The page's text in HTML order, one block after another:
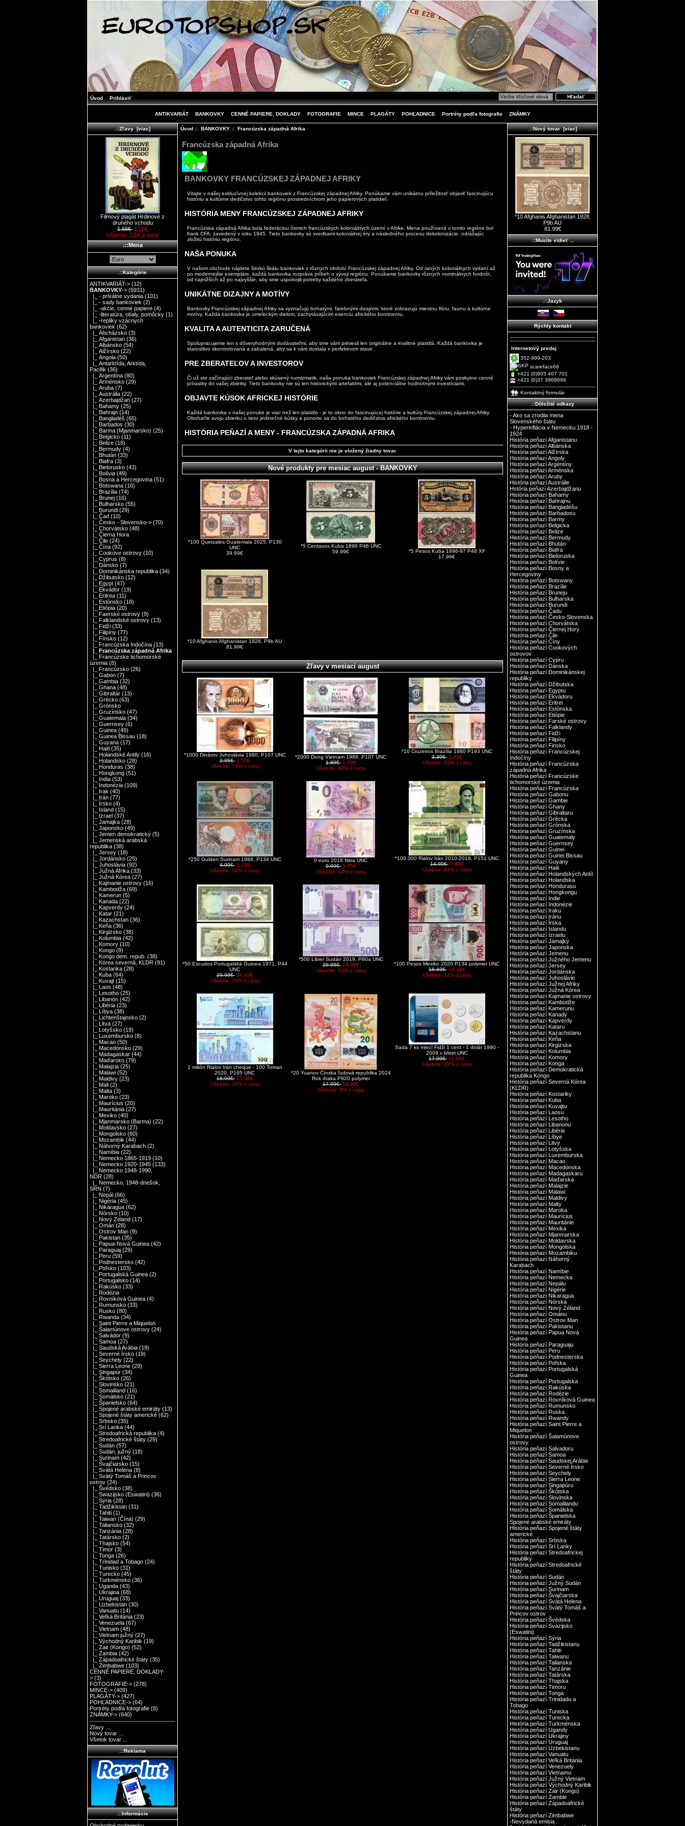
Úvod Prihlásiť
ANTIKVARIÁT BANKOVKY CENNÉ PAPIERE, DOKLADY FOTOGRAFIE MINCE PLAGÁTY POHĽADNICE Portréty podľa fotografie ZNÁMKY
.::Zľavy [viac]
Filmový plagát Hrdinové z
druhého vchodu
1.66€ 1.29€
Ušetríte: 22% z ceny
.::Mena
.::Kategórie
ANTIKVARIÁT-> (12)
BANKOVKY-> (6931)
|_ - privátne vydania (101)
|_ - sady bankoviek (2)
|_ -akcie, cenné papiere (4)
|_ -literatúra, obaly, pomôcky (1)
|_ -repliky vzácnych
bankoviek (62)
|_ Abcházsko (3)
|_ Afganistan (36)
|_ Albánsko (54)
|_ Alžírsko (22)
|_ Angola (50)
|_ Antarktída, Arktída,
Pacifik (36)
|_ Argentína (80)
|_ Arménsko (29)
|_ Aruba (7)
|_ Austrália (22)
|_ Azerbajdžan (27)
|_ Bahamy (25)
|_ Bahrajn (14)
|_ Bangladéš (65)
|_ Barbados (30)
|_ Barma (Mjanmarsko) (25)
|_ Belgicko (11)
|_ Belize (18)
|_ Bermudy (4)
|_ Bhután (33)
|_ Biafra (3)
|_ Bielorusko (43)
|_ Bolívia (49)
|_ Bosna a Hercegovina (51)
|_ Botswana (16)
|_ Brazília (74)
|_ Brunej (16)
|_ Bulharsko (55)
|_ Burundi (29)
|_ Čad (10)
|_ Česko - Slovensko-> (70)
|_ Chorvátsko (48)
|_ Čierna Hora
|_ Čile (24)
|_ Čína (92)
|_ Cookove ostrovy (10)
|_ Cyprus (8)
|_ Dánsko (7)
|_ Dominikánska republika (34)
|_ Džibutsko (12)
|_ Egypt (47)
|_ Ekvádor (19)
|_ Eritrea (11)
|_ Estónsko (18)
|_ Etiópia (20)
|_ Faerské ostrovy (9)
|_ Falklandské ostrovy (13)
|_ Fidži (33)
|_ Filipíny (77)
|_ Fínsko (12)
|_ Francúzska Indočína (13)
|_ Francúzska západná Afrika
|_ Francúzske tichomorské
územia (8)
|_ Francúzsko (26)
|_ Gabon (7)
|_ Gambia (32)
|_ Ghana (48)
|_ Gibraltár (13)
|_ Grécko (63)
|_ Grónsko
|_ Gruzínsko (47)
|_ Guatemala (34)
|_ Guernsey (6)
|_ Guinea (49)
|_ Guinea Bissau (18)
|_ Guyana (17)
|_ Haiti (35)
|_ Holandské Antily (16)
|_ Holandsko (28)
|_ Honduras (38)
|_ Hongkong (51)
|_ India (53)
|_ Indonézia (109)
|_ Irak (40)
|_ Irán (77)
|_ Írsko (4)
|_ Island (15)
|_ Izrael (37)
|_ Jamajka (28)
|_ Japonsko (49)
|_ Jemen demokratický (5)
|_ Jemenská arabská
republika (38)
|_ Jersey (18)
|_ Jordánsko (25)
|_ Juhoslávia (92)
|_ Južná Afrika (33)
|_ Južná Kórea (27)
|_ Kajmanie ostrovy (16)
|_ Kambodža (69)
|_ Kamerun (5)
|_ Kanada (22)
|_ Kapverdy (24)
|_ Katar (21)
|_ Kazachstan (36)
|_ Keňa (36)
|_ Kirgizsko (38)
|_ Kolumbia (42)
|_ Komory (10)
|_ Kongo (8)
|_ Kongo dem. repub. (38)
|_ Kórea severná, KĽDR (91)
|_ Kostarika (28)
|_ Kuba (64)
|_ Kuvajt (15)
|_ Laos (48)
|_ Lesotho (25)
|_ Libanon (42)
|_ Libéria (23)
|_ Líbya (38)
|_ Lichtenštajnsko (2)
|_ Litva (27)
|_ Lotyšsko (19)
|_ Luxembursko (8)
|_ Macao (50)
|_ Macedónsko (29)
|_ Madagaskar (44)
|_ Maďarsko (79)
|_ Malajzia (25)
|_ Malawi (52)
|_ Maldivy (23)
|_ Mali (2)
|_ Malta (3)
|_ Maroko (23)
|_ Maurícius (20)
|_ Mauritánia (27)
|_ Mexiko (40)
|_ Mjanmarsko (Barma) (22)
|_ Moldavsko (27)
|_ Mongolsko (60)
|_ Mozambik (44)
|_ Náhorný Karabach (2)
|_ Namíbia (22)
|_ Nemecko 1865-1919 (10)
|_ Nemecko 1920-1945 (133)
|_ Nemecko 1948-1990,
NDR (28)
|_ Nemecko, 1948-dnešok,
SRN (7)
|_ Nepál (66)
|_ Nigéria (45)
|_ Nikaragua (62)
|_ Nórsko (10)
|_ Nový Zéland (17)
|_ Omán (28)
|_ Ostrov Man (9)
|_ Pakistan (35)
|_ Papua-Nová Guinea (42)
|_ Paraguaj (29)
|_ Peru (59)
|_ Podnestersko (42)
|_ Poľsko (103)
|_ Portugalská Guinea (2)
|_ Portugalsko (14)
|_ Rakúsko (33)
|_ Rodézia
|_ Rovníková Guinea (4)
|_ Rumunsko (33)
|_ Rusko (80)
|_ Rwanda (34)
|_ Saint Pierre a Miquelon
|_ Šalamúnove ostrovy (24)
|_ Salvádor (9)
|_ Samoa (27)
|_ Saudská Arábia (19)
|_ Severné Írsko (19)
|_ Seychely (22)
|_ Sierra Leone (29)
|_ Singapúr (34)
|_ Škótsko (26)
|_ Slovinsko (21)
|_ Somaliland (16)
|_ Somálsko (21)
|_ Španielsko (64)
|_ Spojené arabské emiráty (13)
|_ Spojené štáty americké (62)
|_ Srbsko (35)
|_ Srí Lanka (44)
|_ Stredoafrická republika (4)
|_ Stredoafrické štáty (29)
|_ Sudán (57)
|_ Sudán, južný (18)
|_ Surinam (42)
|_ Švajčiarsko (15)
|_ Svätá Helena (8)
|_ Svätý Tomáš a Princov
ostrov (24)
|_ Švédsko (38)
|_ Swazijsko (Eswatini) (36)
|_ Sýria (28)
|_ Tadžikistan (31)
|_ Tahiti (1)
|_ Taiwan (Čína) (29)
|_ Taliansko (32)
|_ Tanzánia (28)
|_ Tatársko (2)
|_ Thajsko (54)
|_ Timor (3)
|_ Tonga (26)
|_ Trinidad a Tobago (24)
|_ Tunisko (31)
|_ Turecko (45)
|_ Turkménsko (36)
|_ Uganda (43)
|_ Ukrajina (68)
|_ Uruguaj (33)
|_ Uzbekistan (30)
|_ Vanuatu (14)
|_ Veľká Británia (23)
|_ Venezuela (67)
|_ Vietnam (48)
|_ Vietnam južný (27)
|_ Východný Karibik (19)
|_ Zair (Kongo) (52)
|_ Zambia (42)
|_ Západoafrické štáty (35)
|_ Zimbabwe (103)
CENNÉ PAPIERE, DOKLADY-
> (3)
FOTOGRAFIE-> (278)
MINCE-> (409)
PLAGÁTY-> (427)
POHĽADNICE-> (64)
Portréty podľa fotografie (8)
ZNÁMKY-> (640)
Zľavy ...
Nový tovar ...
Všetok tovar ...
.::Reklama
.::Informácie
Úvod:: BANKOVKY:: Francúzska západná Afrika
Francúzska západná Afrika
BANKOVKY FRANCÚZSKEJ ZÁPADNEJ AFRIKY
Vitajte v našej exkluzívnej kolekcii bankoviek z Francúzskej západnej Afriky. Ponúkame vám unikátnu príležitosť objaviť fascinujúcu
históriu a kultúrne dedičstvo tohto regiónu prostredníctvom jeho papierových platidiel.
HISTÓRIA MENY FRANCÚZSKEJ ZÁPADNEJ AFRIKY
Francúzska západná Afrika bola federáciou ôsmich francúzskych koloniálnych území v Afrike. Mena používaná v tomto regióne bol
frank CFA, zavedený v roku 1945. Tieto bankovky sú svedkami koloniálnej éry a následného procesu dekolonizácie, odrážajúc
zložitú históriu regiónu.
NAŠA PONUKA
V našom obchode nájdete širokú škálu bankoviek z rôznych období Francúzskej západnej Afriky. Od raných koloniálnych vydaní až
po modernejšie exempláre, každá bankovka rozpráva príbeh o vývoji regiónu. Ponúkame bankovky rôznych nominálnych hodnôt,
od najnižších až po najvyššie, aby sme uspokojili potreby každého zberateľa.
UNIKÁTNE DIZAJNY A MOTÍVY
Bankovky Francúzskej západnej Afriky sa vyznačujú bohatými, farebnými dizajnmi, ktoré zobrazujú miestnu flóru, faunu a kultúrne
motívy. Každá bankovka je umeleckým dielom, zachytávajúcim esenciu afrického kontinentu.
KVALITA A AUTENTICITA ZARUČENÁ
Spolupracujeme len s dôveryhodnými dodávateľmi, aby sme vám priniesli len originálne a kvalitné platidlá. Každá bankovka je
starostlivo skontrolovaná a zabalená, aby sa k vám dostala v perfektnom stave.
PRE ZBERATEĽOV A INVESTOROV
Či už ste začínajúci zberateľ alebo skúsený numizmatik, naša ponuka bankoviek Francúzskej západnej Afriky vám poskytne cenné
prírastky do vašej zbierky. Tieto bankovky nie sú len historickými artefaktmi, ale aj potenciálne hodnotnými investíciami.
OBJAVTE KÚSOK AFRICKEJ HISTÓRIE
Každá bankovka v našej ponuke je viac než len platidlo - je to okno do fascinujúcej histórie a kultúry Francúzskej západnej Afriky.
Obohaťte svoju zbierku o tieto jedinečné kúsky a ponorte sa do bohatého dedičstva afrického kontinentu.
HISTÓRIA PEŇAZÍ A MENY - FRANCÚZSKA ZÁPADNÁ AFRIKA
V tejto kategórii nie je vložený žiadny tovar.
Nové produkty pre mesiac august - BANKOVKY
*100 Quetzales Guatemala 2025, P130
UNC
39.99€
*5 Centavos Kuba 1896 P46 UNC
59.99€
*5 Pesos Kuba 1896-97 P48 XF
17.99€
*10 Afghanis Afghanistan 1928, P9b AU
81.99€
Zľavy v mesiaci august
*1000 Dinárov Juhoslávia 1990, P107 UNC
2.95€ 2.55€
Ušetríte: 14% z ceny
*2000 Dong Vietnam 1988, P107 UNC
1.89€ 1.09€
Ušetríte: 42% z ceny
*10 Cruzeiros Brazília 1980 P193 UNC
3.39€ 2.99€
Ušetríte: 12% z ceny
*250 Gulden Surinam 1988, P134 UNC
4.99€ 2.29€
Ušetríte: 54% z ceny
0 euro 2018 Nitra UNC
9.99€ 5.75€
Ušetríte: 42% z ceny
*100 000 Rialov Irán 2010-2019, P151 UNC
14.99€ 5.49€
Ušetríte: 63% z ceny
*50 Escudos Portugalská Guinea 1971, P44
UNC
29.99€ 24.49€
Ušetríte: 18% z ceny
*500 Libier Sudán 2019, P80a UNC
29.95€ 19.99€
Ušetríte: 33% z ceny
*100 Pesos Mexiko 2020 P134 polymer UNC
16.49€ 14.49€
Ušetríte: 12% z ceny
1 milión Rialov Irán cheque - 100 Toman
2020, P165 UNC
18.99€ 15.99€
Ušetríte: 16% z ceny
*20 Yuanov Čínska ľudová republika 2024
Rok draka P920 polymer
17.99€ 16.99€
Ušetríte: 6% z ceny
Sada 7 ks mincí Fidži 1 cent - 1 dolár 1990 -
2009 v blistri UNC
17.99€ 11.99€
Ušetríte: 33% z ceny
.::Nový tovar [viac]
*10 Afghanis Afghanistan 1928,
P9b AU
81.99€
.::Musíte vidieť ...
.::Jazyk
Rýchly kontakt
Internetový predaj
352-999-203
scareface68
+421 (0)905 407 701
+421 (0)37 3968686
Kontaktný formulár
.::Dôležité odkazy
- Ako sa zrodila mena
Slovenského štátu
- Hyperinflácia v Nemecku 1918 -
1924
História peňazí Afganistanu
História peňazí Albánska
História peňazí Alžírska
História peňazí Angoly
História peňazí Argentíny
História peňazí Arménska
História peňazí Aruby
História peňazí Austrálie
Hstória peňazí Azerbajdžanu
História peňazí Bahamy
História peňazí Bahrajnu
História peňazí Bangladéšu
História peňazí Barbadosu
História peňazí Barmy
História peňazí Belgicka
História peňazí Belize
História peňazí Bermudy
História peňazí Bhután
História peňazí Biafra
História peňazí Bieloruska
História peňazí Bolívie
História peňazí Bosny a
Hercegoviny
História peňazí Botswany
História peňazí Brazílie
História peňazí Bruneju
História peňazí Bulharska
História peňazí Burundi
História peňazí Čadu
História peňazí Česko-Slovenska
História peňazí Chorvátska
História peňazí Čiernej Hory
História peňazí Čile
História peňazí Číny
História peňazí Cookových
ostrovov
História peňazí Cypru
História peňazí Dánska
História peňazí Dominikánskej
republiky
História peňazí Džibutska
História peňazí Egyptu
História peňazí Ekvádoru
História peňazí Eritrei
História peňazí Estónska
História peňazí Etiópie
História peňazí Farské ostrovy
História peňazí Falklandy
História peňazí Fidži
História peňazí Filipíny
História peňazí Finsko
História peňazí Francúzskej
Indočíny
História peňazí Francúzska
západná Afrika
História peňazí Francúzske
tichomorské územia
História peňazí Francúzska
História peňazí Gabonu
História peňazí Gambie
História peňazí Ghany
História peňazí Gibraltaru
História peňazí Grécka
História peňazí Grónska
História peňazí Gruzínska
História peňazí Guatemaly
História peňazí Guernsey
História peňazí Guinei
História peňazí Guinei Bissau
História peňazí Guyany
História peňazí Haiti
História peňazí Holandských Antíl
História peňazí Holandska
História peňazí Hondurasu
História peňazí Hongkongu
História peňazí Indie
História peňazí Indonézie
História peňazí Iraku
História peňazí Iránu
História peňazí Írska
História peňazí Islandu
História peňazí Izraelu
História peňazí Jamajky
História peňazí Japonska
História peňazí Jemenu
História peňazí Južného Jemenu
História peňazí Jersey
História peňazí Jordánska
História peňazí Juhoslávie
História peňazí Južnej Afriky
História peňazí Južná Kórea
História peňazí Kajmanie ostrovy
História peňazí Kambodže
História peňazí Kamerunu
História peňazí Kanady
História peňazí Kapverdy
História peňazí Kataru
História peňazí Kazachstanu
História peňazí Keňa
História peňazí Kirgizska
História peňazí Kolumbia
História peňazí Komory
História peňazí Konga
História peňazí Demokratická
republika Kongo
História peňazí Severná Kórea
(KĽDR)
História peňazí Kostariky
História peňazí Kuba
História peňazí Kuvajtu
História peňazí Laosu
História peňazí Lesotho
História peňazí Libanonu
História peňazí Libéria
História peňazí Líbye
História peňazí Litvy
História peňazí Lotyšska
História peňazí Luxemburska
História peňazí Macao
História peňazí Macedónska
História peňazí Madagaskaru
História peňazí Maďarska
História peňazí Malajzie
História peňazí Malawi
História peňazí Maldivy
História peňazí Malty
História peňazí Maroka
História peňazí Maurícius
História peňazí Mauritánie
História peňazí Mexika
História peňazí Mjanmarska
História peňazí Moldavska
História peňazí Mongolska
História peňazí Mozambiku
História peňazí Náhorný
Karabach
História peňazí Namíbie
História peňazí Nemecka
História peňazí Nepálu
História peňazí Nigérie
História peňazí Nikaragua
História peňazí Nórska
História peňazí Nový Zéland
História peňazí Ománu
História peňazí Ostrov Man
História peňazí Pakistanu
História peňazí Papua Nová
Guinea
História peňazí Paraguaju
História peňazí Peru
História peňazí Podnesterska
História peňazí Poľska
História peňazí Portugalská
Guinea
História peňazí Portugalska
História peňazí Rakúska
História peňazí Rodézie
História peňazí Rovníková Guinea
História peňazí Rumunsko
História peňazí Ruska
História peňazí Rwandy
História peňazí Saint Pierre a
Miquelon
História peňazí Šalamúnove
ostrovy
História peňazí Salvadoru
História peňazí Samoa
História peňazí Saudskej Arábie
História peňazí Severné Írsko
História peňazí Seychely
História peňazí Sierra Leone
História peňazí Singapúru
História peňazí Škótska
História peňazí Slovinska
História peňazí Somalilandu
História peňazí Somálska
História peňazí Španielska
Spojené arabské emiráty
História peňazí Spojené štáty
americké
História peňazí Srbska
História peňazí Srí Lanky
História peňazí Stredoafrickej
republiky
História peňazí Stredoafrické
štáty
História peňazí Sudán
História peňazí Južný Sudán
História peňazí Surinam
História peňazí Švajčiarska
História peňazí Svätá Helena
História peňazí Svätý Tomáš a
Princov ostrov
História peňazí Švédska
História peňazí Svazijsko
(Eswatini)
História peňazí Sýria
História peňazí Tadžikistanu
História peňazí Tahiti
História peňazí Taiwanu
História peňazí Talianska
História peňazí Tanzánie
História peňazí Tatárska
História peňazí Thajska
História peňazí Timoru
História peňazí Tonga
História peňazí Trinidadu a
Tobago
História peňazí Tuniska
História peňazí Turecka
História peňazí Turkménska
História peňazí Ugandy
História peňazí Ukrajiny
História peňazí Uruguaj
História peňazí Uzbekistanu
História peňazí Vanuatu
História peňazí Veľká Británia
História peňazí Venezuely
História peňazí Vietnamu
História peňazí Južný Vietnam
História peňazí Východný Karibik
História peňazí Zair (Kongo)
História peňazí Zambie
História peňazí Západoafrické
štáty
História peňazí Zimbabwe
-Nevydaná emisia